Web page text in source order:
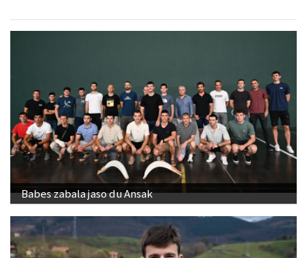
Babes zabala jaso du Ansak